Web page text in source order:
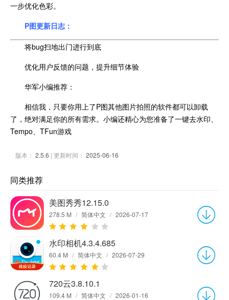
一步优化色彩。
P图更新日志：
将bug扫地出门进行到底
优化用户反馈的问题，提升细节体验
华军小编推荐：
相信我，只要你用上了P图其他图片拍照的软件都可以卸载
了，绝对满足你的所有需求。小编还精心为您准备了一键去水印、
Tempo、TFun游戏
版本： 2.5.6 | 更新时间： 2025-06-16
同类推荐
美图秀秀12.15.0
278.5 M / 简体中文 / 2026-07-17
水印相机4.3.4.685
60.4 M / 简体中文 / 2026-07-29
720云3.8.10.1
109.4 M / 简体中文 / 2026-01-16